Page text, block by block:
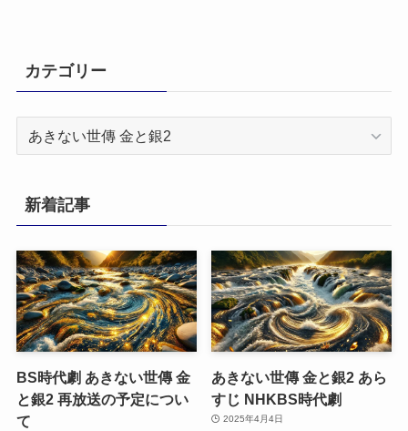
カテゴリー
リ
ー
新着記事
BS時代劇 あきない世傳 金
と銀2 再放送の予定につい
て
あきない世傳 金と銀2 あら
すじ NHKBS時代劇
2025年4月4日